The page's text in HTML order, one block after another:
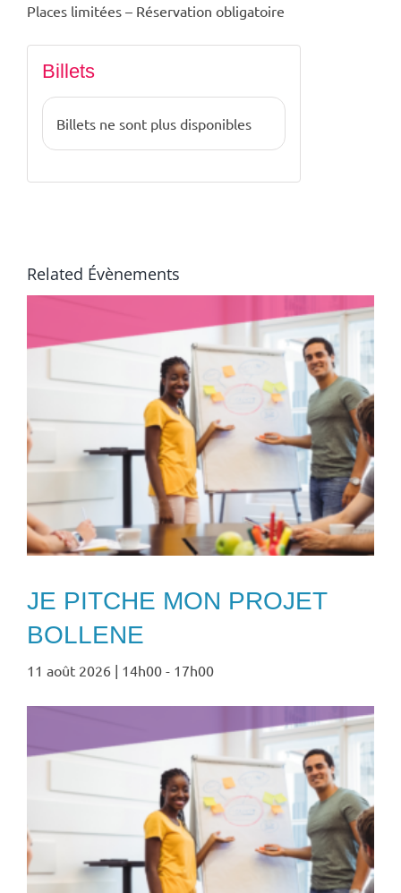
Places limitées – Réservation obligatoire
Billets
Billets ne sont plus disponibles
Related Évènements
JE PITCHE MON PROJET
BOLLENE
11 août 2026 | 14h00 - 17h00